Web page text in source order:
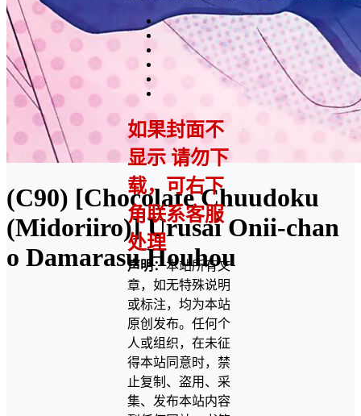
(C90) [Chocolate Chuudoku
(Midoriiro)] Urusai Onii-chan
o Damarasu Houhou
如果封面不
显示 请勿下
载，可右下
角联系客服
处理
声明：本站所有文
章，如无特殊说明
或标注，均为本站
原创发布。任何个
人或组织，在未征
得本站同意时，禁
止复制、盗用、采
集、发布本站内容